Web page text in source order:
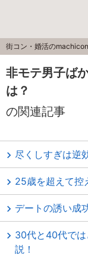
街コン・婚活の
非モテ男子ば
は？
の関連記事
尽くしすぎは逆
25歳を超えて控
デートの誘い成
30代と40代で
説！